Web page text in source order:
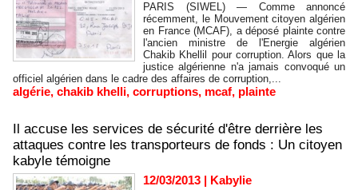
PARIS (SIWEL) — Comme annoncé
récemment, le Mouvement citoyen algérien
en France (MCAF), a déposé plainte contre
l'ancien ministre de l'Energie algérien
Chakib Khellil pour corruption. Alors que la
justice algérienne n'a jamais convoqué un
officiel algérien dans le cadre des affaires de corruption,...
algérie, chakib khelli, corruptions, mcaf, plainte
Il accuse les services de sécurité d'être derrière les
attaques contre les transporteurs de fonds : Un citoyen
kabyle témoigne
12/03/2013 | Kabylie